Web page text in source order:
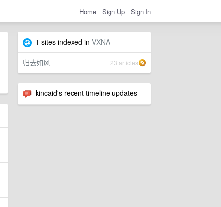
Home Sign Up Sign In
1 sites indexed in VXNA
归去如风 23 articles
kincaid's recent timeline updates